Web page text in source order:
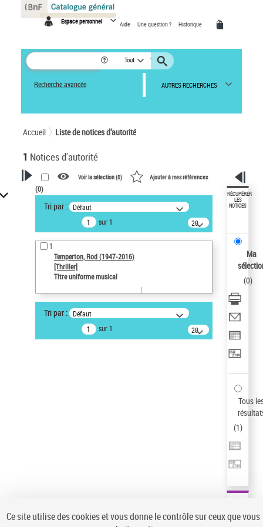
Espace personnel Aide Une question ? Historique
Tout
Recherche avancée AUTRES RECHERCHES
Accueil Liste de notices d’autorité
1 Notices d'autorité
VOTRE RECHERCHE
Recherche avancée dans les
notices d’autorité
Œuvres liées à l'auteur :
Temperton, Rod (1947-2016)
Type de notice d'autorité
Type de notice d'autorité
Voir la sélection (0) Ajouter à mes références
(0)
Tri par : Défaut
sur 1
20
résultats/page
1
Temperton, Rod (1947-2016)
[Thriller]
Titre uniforme musical
Tri par : Défaut
sur 1
20
résultats/page
RÉCUPÉRER
LES
NOTICES
Ma
(0)
Tous
(1)
Panneau de gestion des cookies
Ce site utilise des cookies et vous donne le contrôle sur ceux que vous